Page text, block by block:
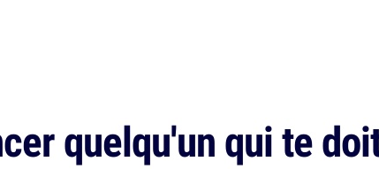
quelqu'un qui te